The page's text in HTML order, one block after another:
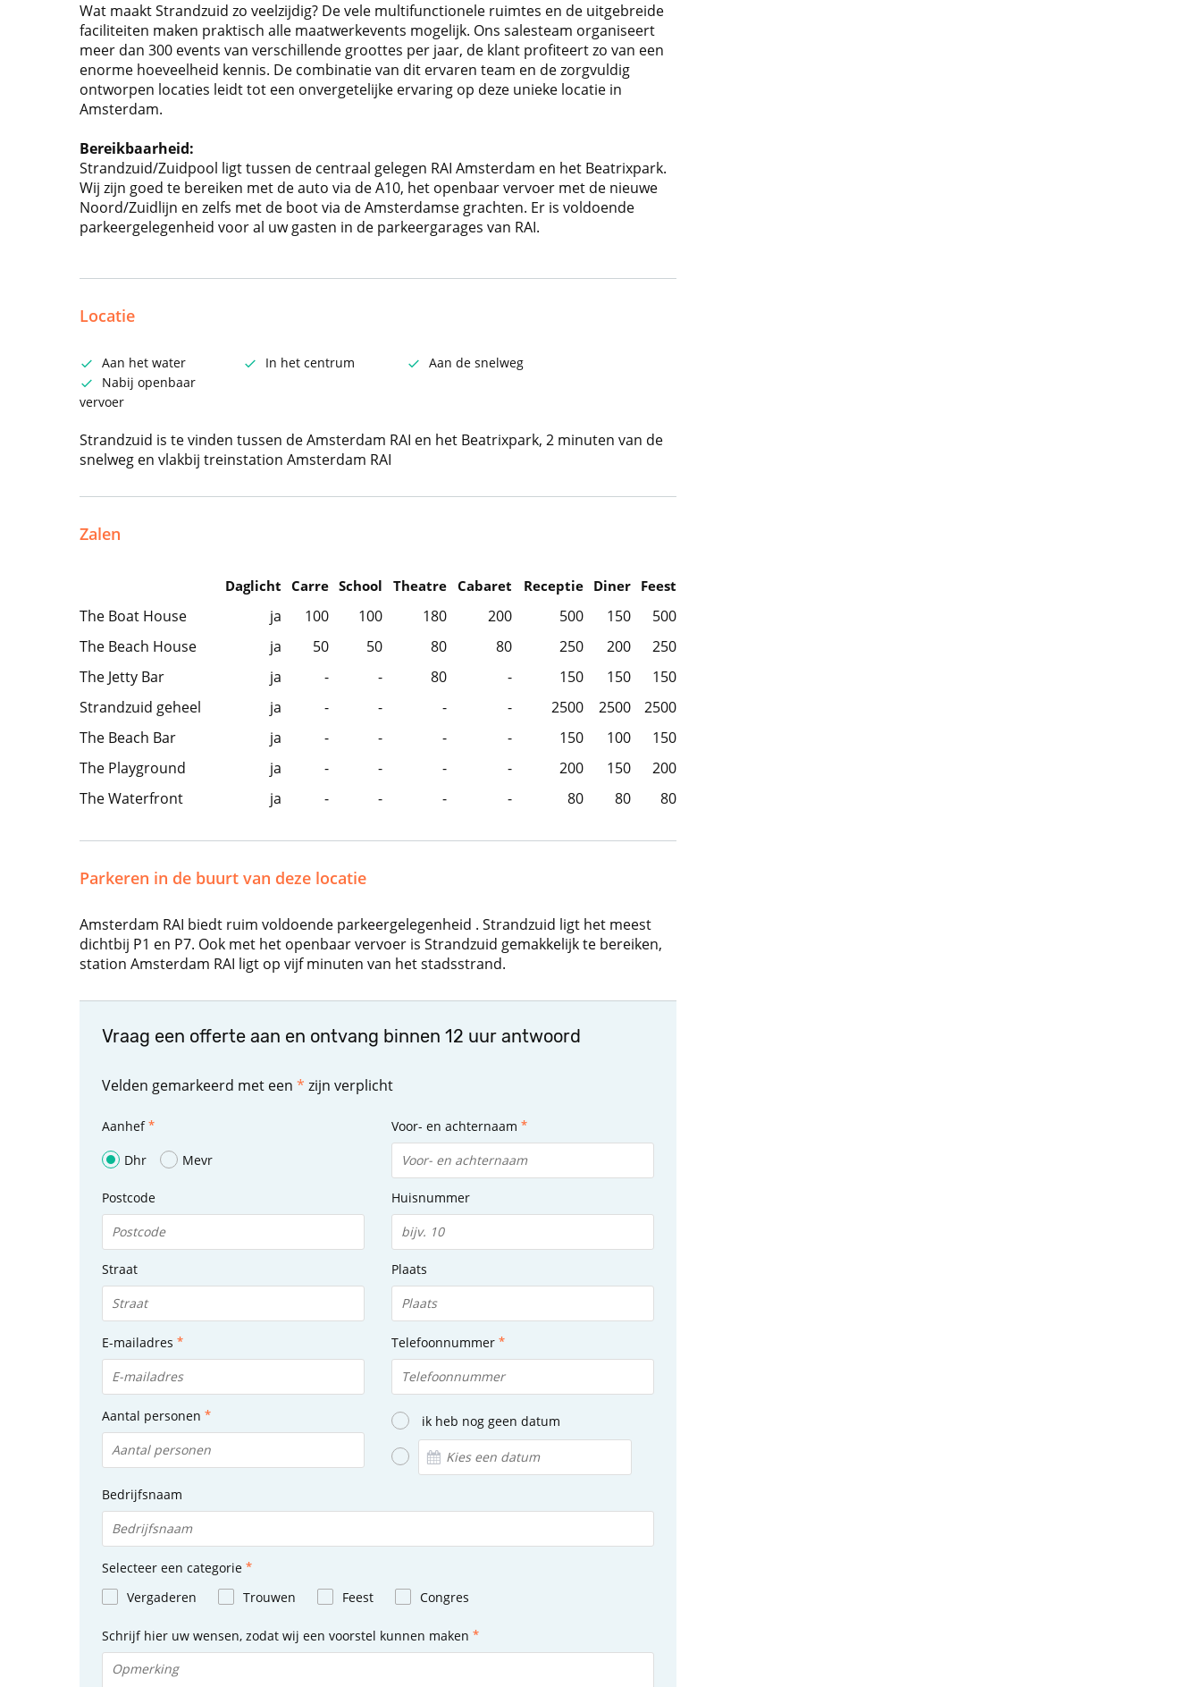
Wat maakt Strandzuid zo veelzijdig? De vele multifunctionele ruimtes en de uitgebreide
faciliteiten maken praktisch alle maatwerkevents mogelijk. Ons salesteam organiseert
meer dan 300 events van verschillende groottes per jaar, de klant profiteert zo van een
enorme hoeveelheid kennis. De combinatie van dit ervaren team en de zorgvuldig
ontworpen locaties leidt tot een onvergetelijke ervaring op deze unieke locatie in
Amsterdam.
Bereikbaarheid:
Strandzuid/Zuidpool ligt tussen de centraal gelegen RAI Amsterdam en het Beatrixpark.
Wij zijn goed te bereiken met de auto via de A10, het openbaar vervoer met de nieuwe
Noord/Zuidlijn en zelfs met de boot via de Amsterdamse grachten. Er is voldoende
parkeergelegenheid voor al uw gasten in de parkeergarages van RAI.
Locatie
Aan het water In het centrum
Aan de snelweg
Nabij openbaar
vervoer
Strandzuid is te vinden tussen de Amsterdam RAI en het Beatrixpark, 2 minuten van de
snelweg en vlakbij treinstation Amsterdam RAI
Zalen
Daglicht Carre School Theatre Cabaret Receptie Diner Feest
The Boat House ja 100 100 180 200 500 150
500
The Beach House
ja 50 50 80 80 250 200
250
The Jetty Bar
ja - - 80 - 150 150
150
Strandzuid geheel
ja - - - - 2500 2500
2500
The Beach Bar
ja - - - - 150 100
150
The Playground
ja - - - - 200 150
200
The Waterfront
ja - - - - 80 80 80
Parkeren in de buurt van deze locatie
Amsterdam RAI biedt ruim voldoende parkeergelegenheid . Strandzuid ligt het meest
dichtbij P1 en P7. Ook met het openbaar vervoer is Strandzuid gemakkelijk te bereiken,
station Amsterdam RAI ligt op vijf minuten van het stadsstrand.
Vraag een offerte aan en ontvang binnen 12 uur antwoord
Velden gemarkeerd met een * zijn verplicht
Aanhef
Dhr
Mevr
Voor- en achternaam
Postcode Huisnummer
Straat Plaats
E-mailadres Telefoonnummer
Aantal personen ik heb nog geen datum
Bedrijfsnaam
Selecteer een categorie
Vergaderen
Trouwen Feest Congres
Schrijf hier uw wensen, zodat wij een voorstel kunnen maken